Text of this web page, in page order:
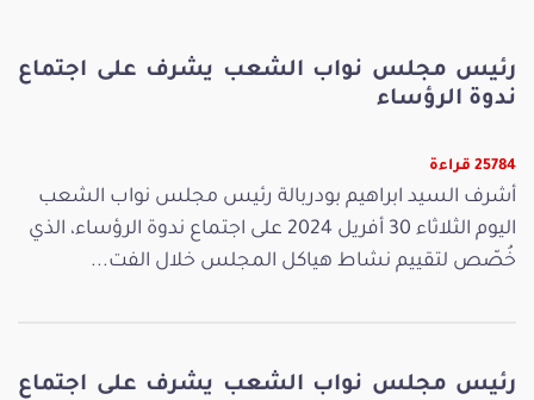
رئيس مجلس نواب الشعب يشرف على اجتماع
ندوة الرؤساء
25784 قراءة
أشرف السيد ابراهيم بودربالة رئيس مجلس نواب الشعب
اليوم الثلاثاء 30 أفريل 2024 على اجتماع ندوة الرؤساء، الذي
خُصّص لتقييم نشاط هياكل المجلس خلال الفت...
رئيس مجلس نواب الشعب يشرف على اجتماع